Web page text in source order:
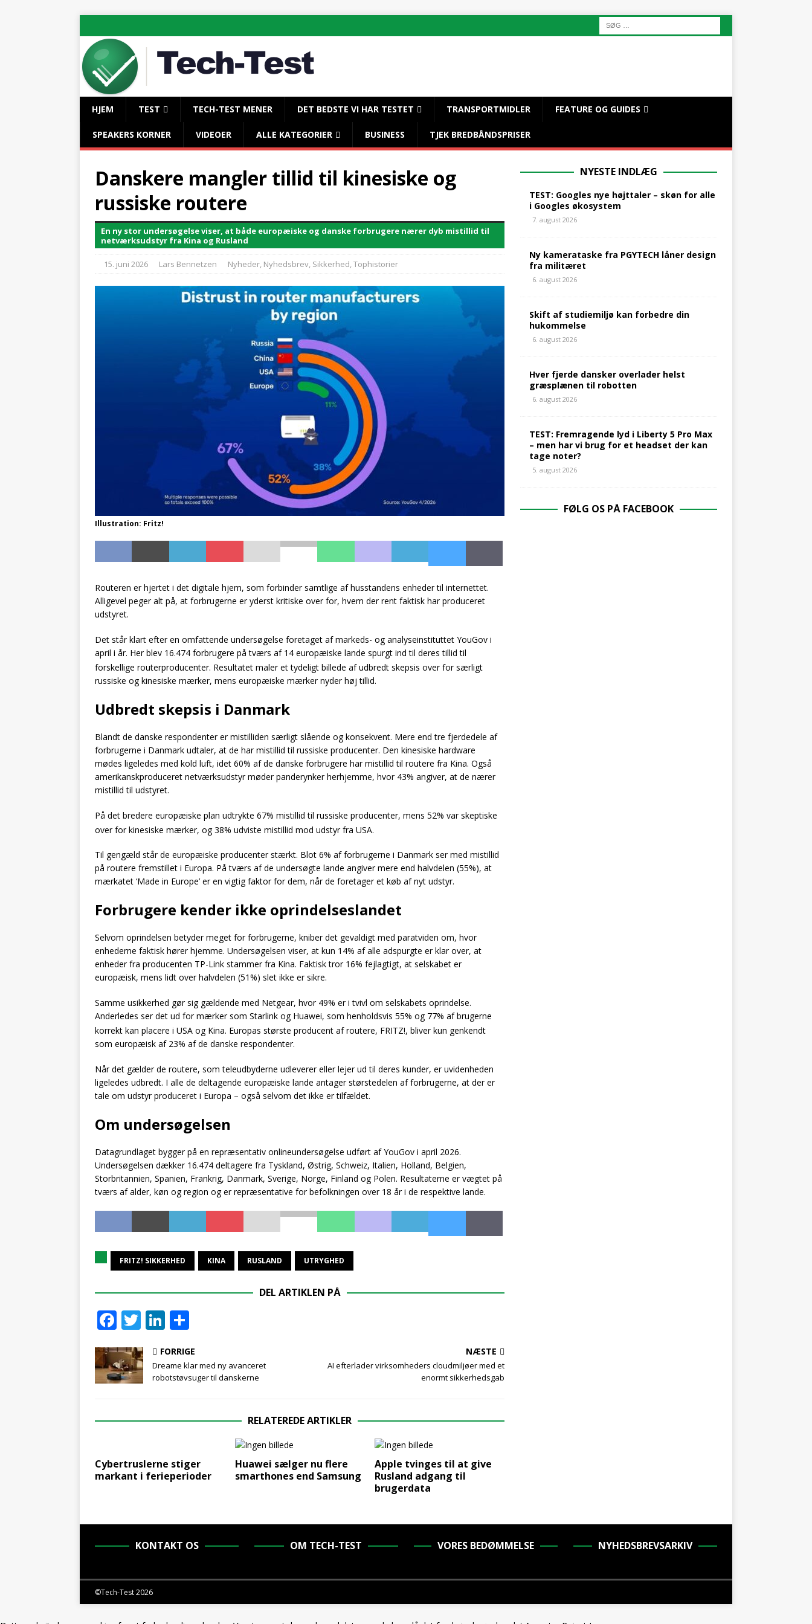
HJEM TEST TECH-TEST MENER DET BEDSTE VI HAR TESTET TRANSPORTMIDLER FEATURE OG GUIDES
SPEAKERS KORNER VIDEOER ALLE KATEGORIER BUSINESS TJEK BREDBÅNDSPRISER
Danskere mangler tillid til kinesiske og
russiske routere
En ny stor undersøgelse viser, at både europæiske og danske forbrugere nærer dyb mistillid til
netværksudstyr fra Kina og Rusland
15. juni 2026 Lars Bennetzen Nyheder, Nyhedsbrev, Sikkerhed,Tophistorier
Illustration: Fritz!
Routeren er hjertet i det digitale hjem, som forbinder samtlige af husstandens enheder til internettet.
Alligevel peger alt på, at forbrugerne er yderst kritiske over for, hvem der rent faktisk har produceret
udstyret.
Det står klart efter en omfattende undersøgelse foretaget af markeds- og analyseinstituttet YouGov i
april i år. Her blev 16.474 forbrugere på tværs af 14 europæiske lande spurgt ind til deres tillid til
forskellige routerproducenter. Resultatet maler et tydeligt billede af udbredt skepsis over for særligt
russiske og kinesiske mærker, mens europæiske mærker nyder høj tillid.
Udbredt skepsis i Danmark
Blandt de danske respondenter er mistilliden særligt slående og konsekvent. Mere end tre fjerdedele af
forbrugerne i Danmark udtaler, at de har mistillid til russiske producenter. Den kinesiske hardware
mødes ligeledes med kold luft, idet 60% af de danske forbrugere har mistillid til routere fra Kina. Også
amerikanskproduceret netværksudstyr møder panderynker herhjemme, hvor 43% angiver, at de nærer
mistillid til udstyret.
På det bredere europæiske plan udtrykte 67% mistillid til russiske producenter, mens 52% var skeptiske
over for kinesiske mærker, og 38% udviste mistillid mod udstyr fra USA.
Til gengæld står de europæiske producenter stærkt. Blot 6% af forbrugerne i Danmark ser med mistillid
på routere fremstillet i Europa. På tværs af de undersøgte lande angiver mere end halvdelen (55%), at
mærkatet ‘Made in Europe’ er en vigtig faktor for dem, når de foretager et køb af nyt udstyr.
Forbrugere kender ikke oprindelseslandet
Selvom oprindelsen betyder meget for forbrugerne, kniber det gevaldigt med paratviden om, hvor
enhederne faktisk hører hjemme. Undersøgelsen viser, at kun 14% af alle adspurgte er klar over, at
enheder fra producenten TP-Link stammer fra Kina. Faktisk tror 16% fejlagtigt, at selskabet er
europæisk, mens lidt over halvdelen (51%) slet ikke er sikre.
Samme usikkerhed gør sig gældende med Netgear, hvor 49% er i tvivl om selskabets oprindelse.
Anderledes ser det ud for mærker som Starlink og Huawei, som henholdsvis 55% og 77% af brugerne
korrekt kan placere i USA og Kina. Europas største producent af routere, FRITZ!, bliver kun genkendt
som europæisk af 23% af de danske respondenter.
Når det gælder de routere, som teleudbyderne udleverer eller lejer ud til deres kunder, er uvidenheden
ligeledes udbredt. I alle de deltagende europæiske lande antager størstedelen af forbrugerne, at der er
tale om udstyr produceret i Europa – også selvom det ikke er tilfældet.
Om undersøgelsen
Datagrundlaget bygger på en repræsentativ onlineundersøgelse udført af YouGov i april 2026.
Undersøgelsen dækker 16.474 deltagere fra Tyskland, Østrig, Schweiz, Italien, Holland, Belgien,
Storbritannien, Spanien, Frankrig, Danmark, Sverige, Norge, Finland og Polen. Resultaterne er vægtet på
tværs af alder, køn og region og er repræsentative for befolkningen over 18 år i de respektive lande.
FRITZ! SIKKERHED KINA RUSLAND UTRYGHED
DEL ARTIKLEN PÅ
F
e
b
o
T
itt
er
Li
k
e
n
ar
e
FORRIGE
Dreame klar med ny avanceret
robotstøvsuger til danskerne
NÆSTE
AI efterlader virksomheders cloudmiljøer med et
enormt sikkerhedsgab
RELATEREDE ARTIKLER
Cybertruslerne stiger
markant i ferieperioder
Huawei sælger nu flere
smarthones end Samsung
Apple tvinges til at give
Rusland adgang til
brugerdata
NYESTE INDLÆG
TEST: Googles nye højttaler – skøn for alle
i Googles økosystem
7. august 2026
Ny kamerataske fra PGYTECH låner design
fra militæret
6. august 2026
Skift af studiemiljø kan forbedre din
hukommelse
6. august 2026
Hver fjerde dansker overlader helst
græsplænen til robotten
6. august 2026
TEST: Fremragende lyd i Liberty 5 Pro Max
– men har vi brug for et headset der kan
tage noter?
5. august 2026
FØLG OS PÅ FACEBOOK
KONTAKT OS OM TECH-TEST VORES BEDØMMELSE NYHEDSBREVSARKIV
©Tech-Test 2026